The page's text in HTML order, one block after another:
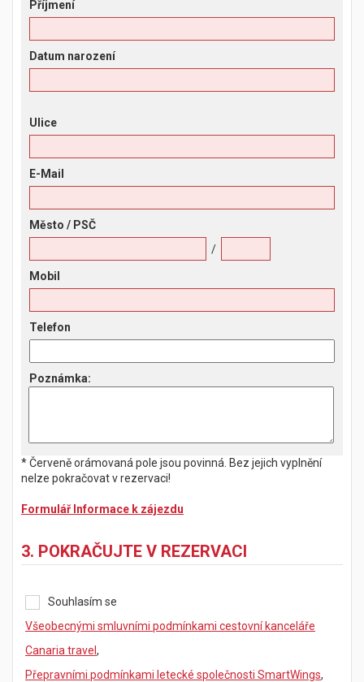
Příjmení
Datum narození
Ulice
E-Mail
Město / PSČ
/
Mobil
Telefon
Poznámka:
* Červeně orámovaná pole jsou povinná. Bez jejich vyplnění
nelze pokračovat v rezervaci!
Formulář Informace k zájezdu
3. POKRAČUJTE V REZERVACI
Souhlasím se
Všeobecnými smluvními podmínkami cestovní kanceláře
Canaria travel ,
Přepravními podmínkami letecké společnosti SmartWings,